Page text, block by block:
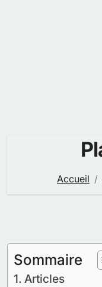
Accueil
Sommaire
Articles